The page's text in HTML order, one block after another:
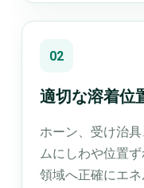
02
適切な溶着位
ホーン、受け治
ムにしわや位置
領域へ正確にエ